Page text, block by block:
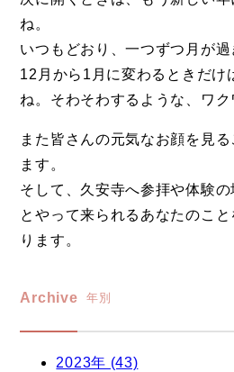
ね。
いつもどおり、一つずつ月が過
12月から1月に変わるときだけ
ね。そわそわするような、ワ
また皆さんの元気なお顔を見
ます。
そして、久安寺へ参拝や体験の
とやって来られるあなたのこ
ります。
Archive 年別
2023年 (43)